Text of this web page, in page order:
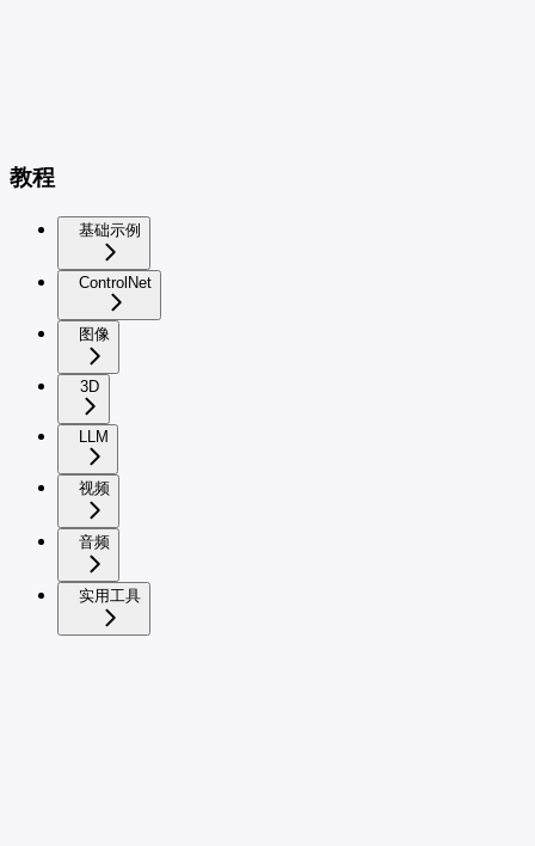
教程
基础示例
ControlNet
图像
3D
LLM
视频
音频
实用工具